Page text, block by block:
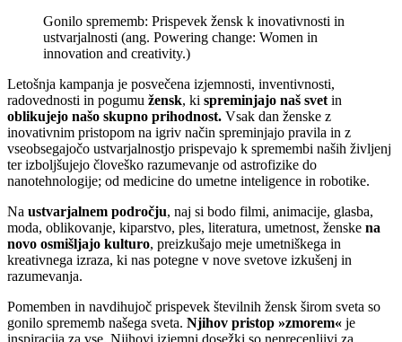
Gonilo sprememb: Prispevek žensk k inovativnosti in
ustvarjalnosti (ang. Powering change: Women in
innovation and creativity.)
Letošnja kampanja je posvečena izjemnosti, inventivnosti,
radovednosti in pogumu žensk, ki spreminjajo naš svet in
oblikujejo našo skupno prihodnost. Vsak dan ženske z
inovativnim pristopom na igriv način spreminjajo pravila in z
vseobsegajočo ustvarjalnostjo prispevajo k spremembi naših življenj
ter izboljšujejo človeško razumevanje od astrofizike do
nanotehnologije; od medicine do umetne inteligence in robotike.
Na ustvarjalnem področju, naj si bodo filmi, animacije, glasba,
moda, oblikovanje, kiparstvo, ples, literatura, umetnost, ženske na
novo osmišljajo kulturo, preizkušajo meje umetniškega in
kreativnega izraza, ki nas potegne v nove svetove izkušenj in
razumevanja.
Pomemben in navdihujoč prispevek številnih žensk širom sveta so
gonilo sprememb našega sveta. Njihov pristop »zmorem« je